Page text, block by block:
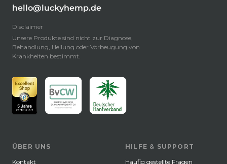
hello@luckyhemp.de
Disclaimer
Unsere Produkte sind nicht zur Diagnose,
Behandlung, Heilung oder Vorbeugung von
Krankheiten bestimmt.
ÜBER UNS
Kontakt
HILFE & SUPPORT
Häufig gestellte Fragen